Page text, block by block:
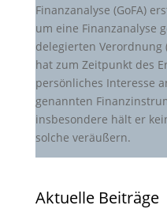
Finanzanalyse (GoFA)
um eine Finanzanalyse
delegierten Verordnung
hat zum Zeitpunkt des
persönliches Interesse
genannten
insbesondere hält er
solche veräußern.
Aktuelle Beiträge